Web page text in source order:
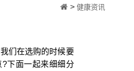
> 健康资讯
们在选购的时候要
下面一起来细细分